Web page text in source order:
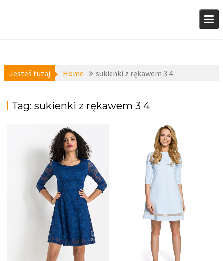
Jesteś tutaj Home sukienki z rękawem 3 4
Tag:sukienki z rękawem 3 4